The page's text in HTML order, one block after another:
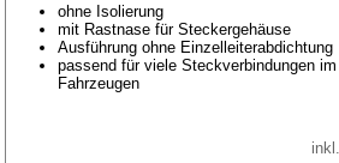
ohne Isolierung
mit Rastnase für Steckergehäuse
Ausführung ohne Einzelleiterabdichtung
passend für viele Steckverbindungen
Fahrzeugen